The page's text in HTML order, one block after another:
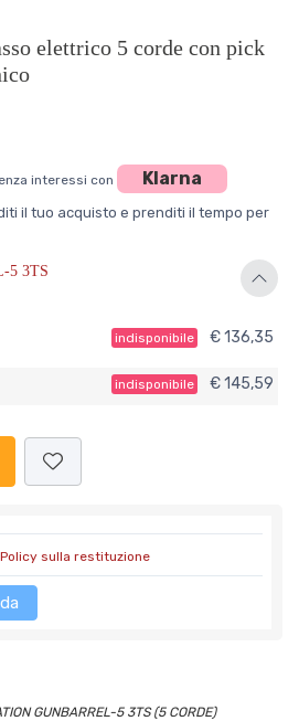
elettrico 5 corde con pick
interessi con Klarna
il tuo acquisto e prenditi il tempo per
5 3TS
indisponibile € 136,35
indisponibile € 145,59
Policy sulla restituzione
GUNBARREL-5 3TS (5 CORDE)